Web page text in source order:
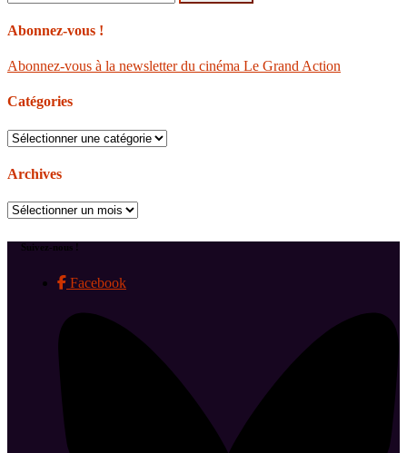
Abonnez-vous !
Abonnez-vous à la newsletter du cinéma Le Grand Action
Catégories
Catégories
Archives
Archives
Suivez-nous !
Facebook